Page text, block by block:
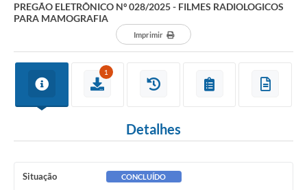
Transparência Pública
Telefones Úteis
PREGÃO ELETRÔNICO Nº 028/2025 - FILMES RADIOLOGICOS
PARA MAMOGRAFIA
Imprimir
1
Detalhes
Situação CONCLUÍDO